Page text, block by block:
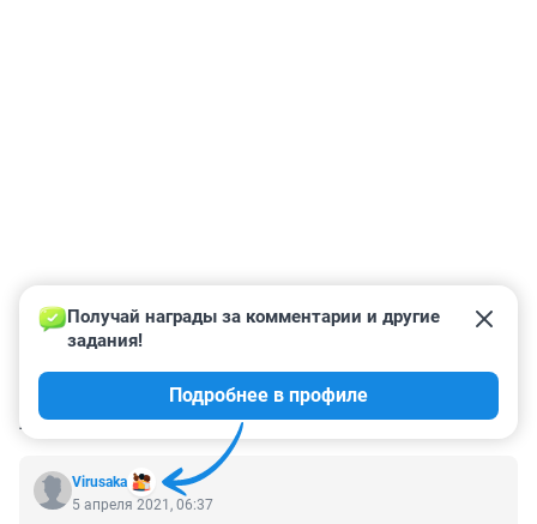
КОММЕНТАРИИ 80
Virusaka
Получай награды за комментарии и другие
задания!
Подробнее в профиле
5 апреля 2021, 06:37